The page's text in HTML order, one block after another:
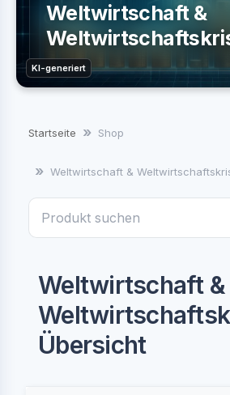
KI-generiert
Weltwirtschaft &
Startseite Shop
Weltwirtschaft &
Weltwirtschaft &
Übersicht